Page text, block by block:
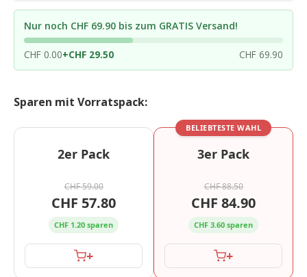
Nur noch CHF 69.90 bis zum GRATIS Versand!
CHF 0.00+CHF 29.50 CHF 69.90
Sparen mit Vorratspack:
2er Pack
CHF 59.00
CHF 57.80
CHF 1.20 sparen
+
BELIEBTESTE WAHL
3er Pack
CHF 88.50
CHF 84.90
CHF 3.60 sparen
+